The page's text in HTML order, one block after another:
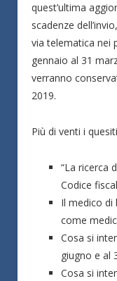
quest’ultima
scadenze
via telematica nei
gennaio al 31
verranno
2019.
Più di venti i
“La ricerca
Codice
Il medico di
come
Cosa si
giugno e al
Cosa si